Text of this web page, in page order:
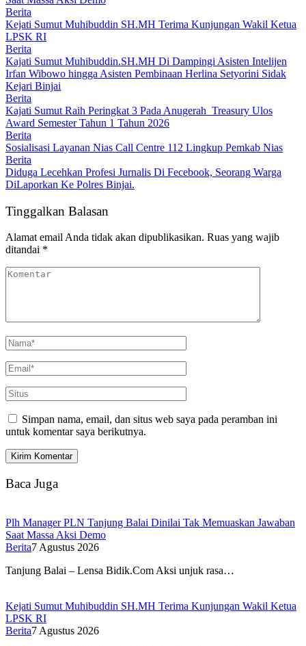
Berita
Kejati Sumut Muhibuddin SH.MH Terima Kunjungan Wakil Ketua
LPSK RI
Berita
Kajati Sumut Muhibuddin.SH.MH Di Dampingi Asisten Intelijen
Irfan Wibowo hingga Asisten Pembinaan Herlina Setyorini Sidak
Kejari Binjai
Berita
Kajati Sumut Raih Peringkat 3 Pada Anugerah Treasury Ulos
Award Semester Tahun 1 Tahun 2026
Berita
Sosialisasi Layanan Nias Call Centre 112 Lingkup Pemkab Nias
Berita
Diduga Lecehkan Profesi Jurnalis Di Fecebook, Seorang Warga
DiLaporkan Ke Polres Binjai.
Tinggalkan Balasan
Alamat email Anda tidak akan dipublikasikan. Ruas yang wajib
ditandai *
Simpan nama, email, dan situs web saya pada peramban ini
untuk komentar saya berikutnya.
Baca Juga
Plh Manager PLN Tanjung Balai Dinilai Tak Memuaskan Jawaban
Saat Massa Aksi Demo
Berita7 Agustus 2026
Tanjung Balai – Lensa Bidik.Com Aksi unjuk rasa…
Kejati Sumut Muhibuddin SH.MH Terima Kunjungan Wakil Ketua
LPSK RI
Berita7 Agustus 2026